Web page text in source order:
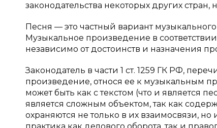
законодательства некоторых других стран,
Песня — это частный вариант
Музыкальное произведение в соответствии
независимо от достоинств и назначения
Законодатель в части 1 ст. 1259 ГК РФ,
произведение, относя ее к музыкальным
может быть как с текстом (что и является
является сложным объектом, так как
охраняются не только в их взаимосвязи,